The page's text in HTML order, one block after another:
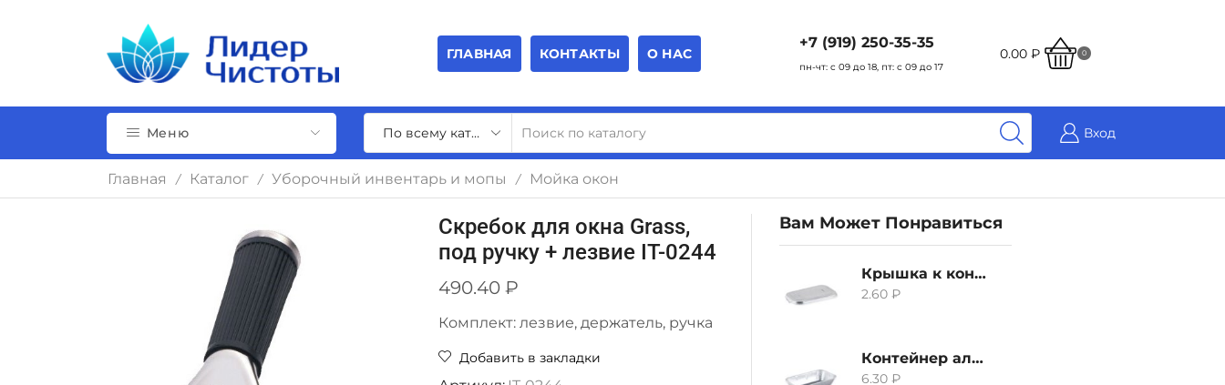
ГЛАВНАЯ КОНТАКТЫ О НАС
+7 (919) 250-35-35
пн-чт: с 09 до 18, пт: с 09 до 17
0.00 ₽ 0
Меню Вход
Главная / Каталог / Уборочный инвентарь и мопы / Мойка окон
Скребок для окна Grass,
под ручку + лезвие IT-0244
490.40 ₽
Комплект: лезвие, держатель, ручка
Добавить в закладки
Вам Может Понравиться
Крышка к контейнеру алюминиевого 380мл
2.60₽
Контейнер алюминиевый 380мл
6.30₽